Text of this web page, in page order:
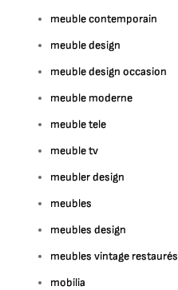
meuble contemporain
meuble design
meuble design occasion
meuble moderne
meuble tele
meuble tv
meubler design
meubles
meubles design
meubles vintage restaurés
mobilia